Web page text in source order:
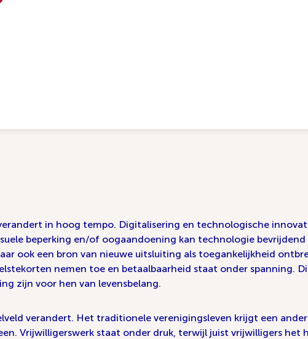
in hoog tempo. Digitalisering en technologische
beperking en/of oogaandoening kan technologie
ook een bron van nieuwe uitsluiting als toegankelijkheid
nemen toe en betaalbaarheid staat onder spanning.
zijn voor hen van levensbelang.
verandert. Het traditionele verenigingsleven krijgt een
Vrijwilligerswerk staat onder druk, terwijl juist vrijwilligers